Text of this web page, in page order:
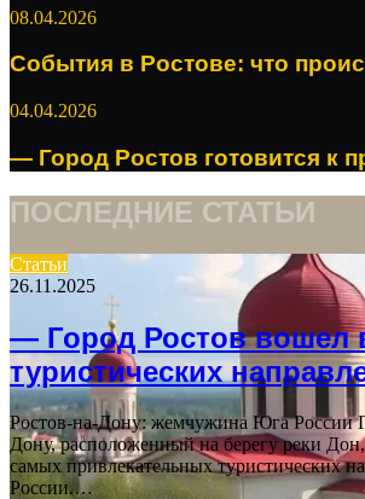
08.04.2026
События в Ростове: что
04.04.2026
— Город Ростов готовится к
ПОСЛЕДНИЕ СТАТЬИ
Статьи
26.11.2025
— Город Ростов вошел
туристических
Ростов-на-Дону: жемчужина Юга России
Дону, расположенный на берегу реки
самых привлекательных туристических
России.…